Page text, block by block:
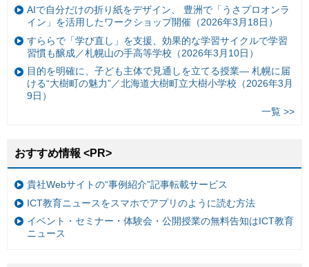
AIで自分だけの折り紙をデザイン、 豊洲で「うさプロオンラ
イン」を活用したワークショップ開催（2026年3月18日）
すららで「学び直し」を支援、効果的な学習サイクルで学習
習慣も醸成／札幌山の手高等学校（2026年3月10日）
目的を明確に、子ども主体で見通しを立てる授業— 札幌に届
ける“大樹町の魅力”／北海道大樹町立大樹小学校（2026年3月
9日）
一覧 >>
おすすめ情報 <PR>
貴社Webサイトの“事例紹介”記事転載サービス
ICT教育ニュースをスマホでアプリのように読む方法
イベント・セミナー・体験会・公開授業の無料告知はICT教育
ニュース